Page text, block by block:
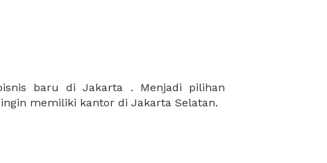
memiliki kantor di Jakarta Selatan.